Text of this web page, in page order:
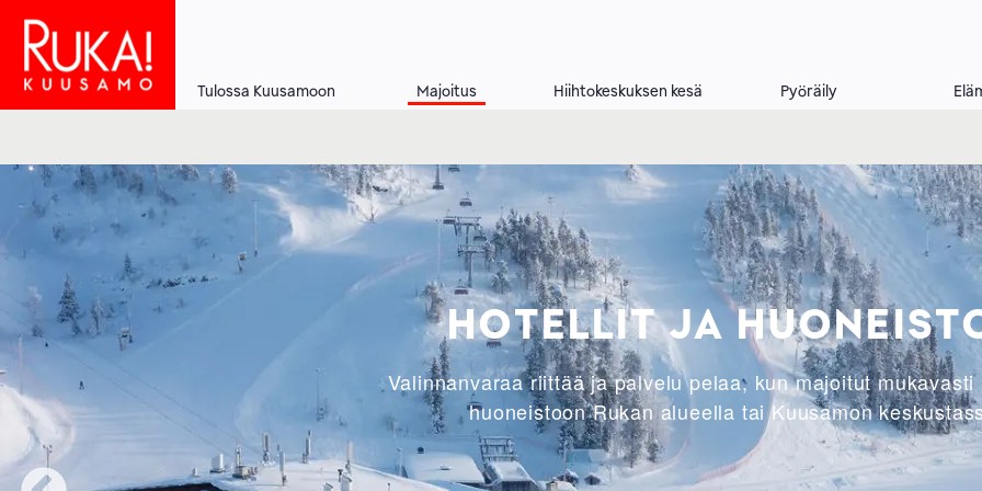
Hyppää
pääsisältöön
navigation
Tulossa Kuusamoon Majoitus Hiihtokeskuksen kesä Pyöräily
HOTELLIT JA
Valinnanvaraa riittää ja palvelu pelaa, kun majoitut
huoneistoon Rukan alueella tai Kuusamon